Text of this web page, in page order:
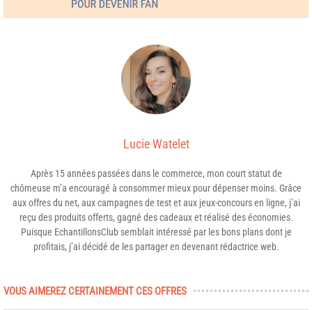
Lucie Watelet
Après 15 années passées dans le commerce, mon court statut de
chômeuse m’a encouragé à consommer mieux pour dépenser moins. Grâce
aux offres du net, aux campagnes de test et aux jeux-concours en ligne, j’ai
reçu des produits offerts, gagné des cadeaux et réalisé des économies.
Puisque EchantillonsClub semblait intéressé par les bons plans dont je
profitais, j’ai décidé de les partager en devenant rédactrice web.
VOUS AIMEREZ CERTAINEMENT CES OFFRES